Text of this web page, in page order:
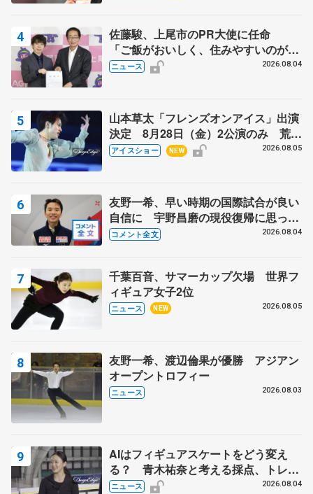
佐藤駿、上尾市のPR大使に任命
「ご飯がおいしく、住みやすいのが魅
力」
ニュース 2026.08.04
山本草太「フレンズオンアイス」出演
決定 8月28日（金）2公演のみ 荒川
静香さんプロデュース、20周年のアイ
アイスショー NEW 2026.08.05
友野一希、早い時期の国際試合が良い
自信に 宇野昌磨の現役復帰に思って
いること 【アジアンオープントロフ
コメント全文 2026.08.04
千葉百音、サマーカップ欠場 世界フ
ィギュア女子2位
ニュース NEW 2026.08.05
友野一希、渡辺倫果が優勝 アジアン
オープントロフィー
ニュース 2026.08.03
AIはフィギュアスケートをどう変え
る？ 青木祐奈と考える採点、トレー
ニングの未来
ニュース 2026.08.04